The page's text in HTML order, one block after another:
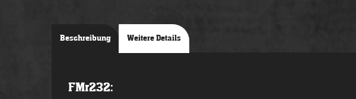
Beschreibung Weitere Details
FMr232: